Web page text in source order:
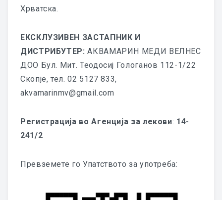
Хрватска.
ЕКСКЛУЗИВЕН ЗАСТАПНИК И
ДИСТРИБУТЕР: АКВАМАРИН МЕДИ ВЕЛНЕС
ДОО Бул. Мит. Теодосиј Гологанов 112-1/22
Скопје, тел. 02 5127 833,
аkvamarinmv@gmail.com
Регистрација во Агенција за лекови: 14-
241/2
Превземете го Упатството за употреба: